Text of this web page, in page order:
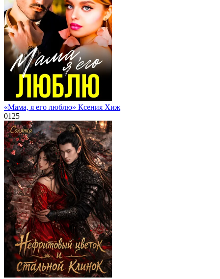
«Мама, я его люблю» Ксения Хиж
0125